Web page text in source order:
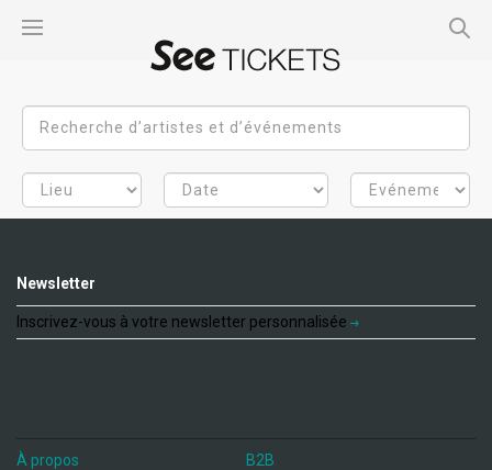
Newsletter
Inscrivez-vous à votre newsletter personnalisée
À propos B2B